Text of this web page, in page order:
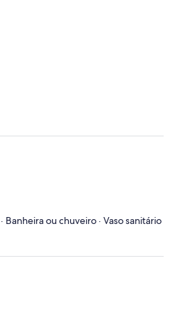
Banheira ou chuveiro · Vaso sanitário